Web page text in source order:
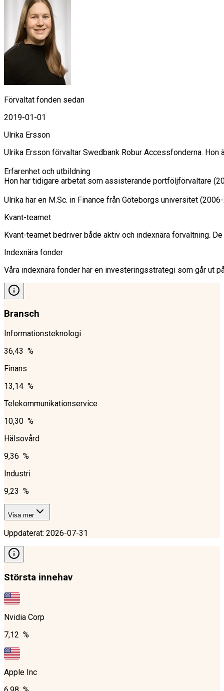
Förvaltat fonden sedan
2019-01-01
Ulrika Ersson
Ulrika Ersson förvaltar Swedbank Robur Accessfonderna.
Erfarenhet och utbildning
Hon har tidigare arbetat som assisterande portföljförvaltare
Ulrika har en M.Sc. in Finance från Göteborgs universitet
Kvant-teamet
Kvant-teamet bedriver både aktiv och indexnära förvaltning.
Indexnära fonder
Våra indexnära fonder har en investeringsstrategi som går ut
Bransch
Informationsteknologi
36,43 %
Finans
13,14 %
Telekommunikationservice
10,30 %
Hälsovård
9,36 %
Industri
9,23 %
Visa mer
Uppdaterat: 2026-07-31
Största innehav
Nvidia Corp
7,12 %
Apple Inc